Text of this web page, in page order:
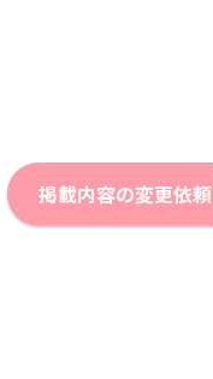
掲載内容の変更依頼